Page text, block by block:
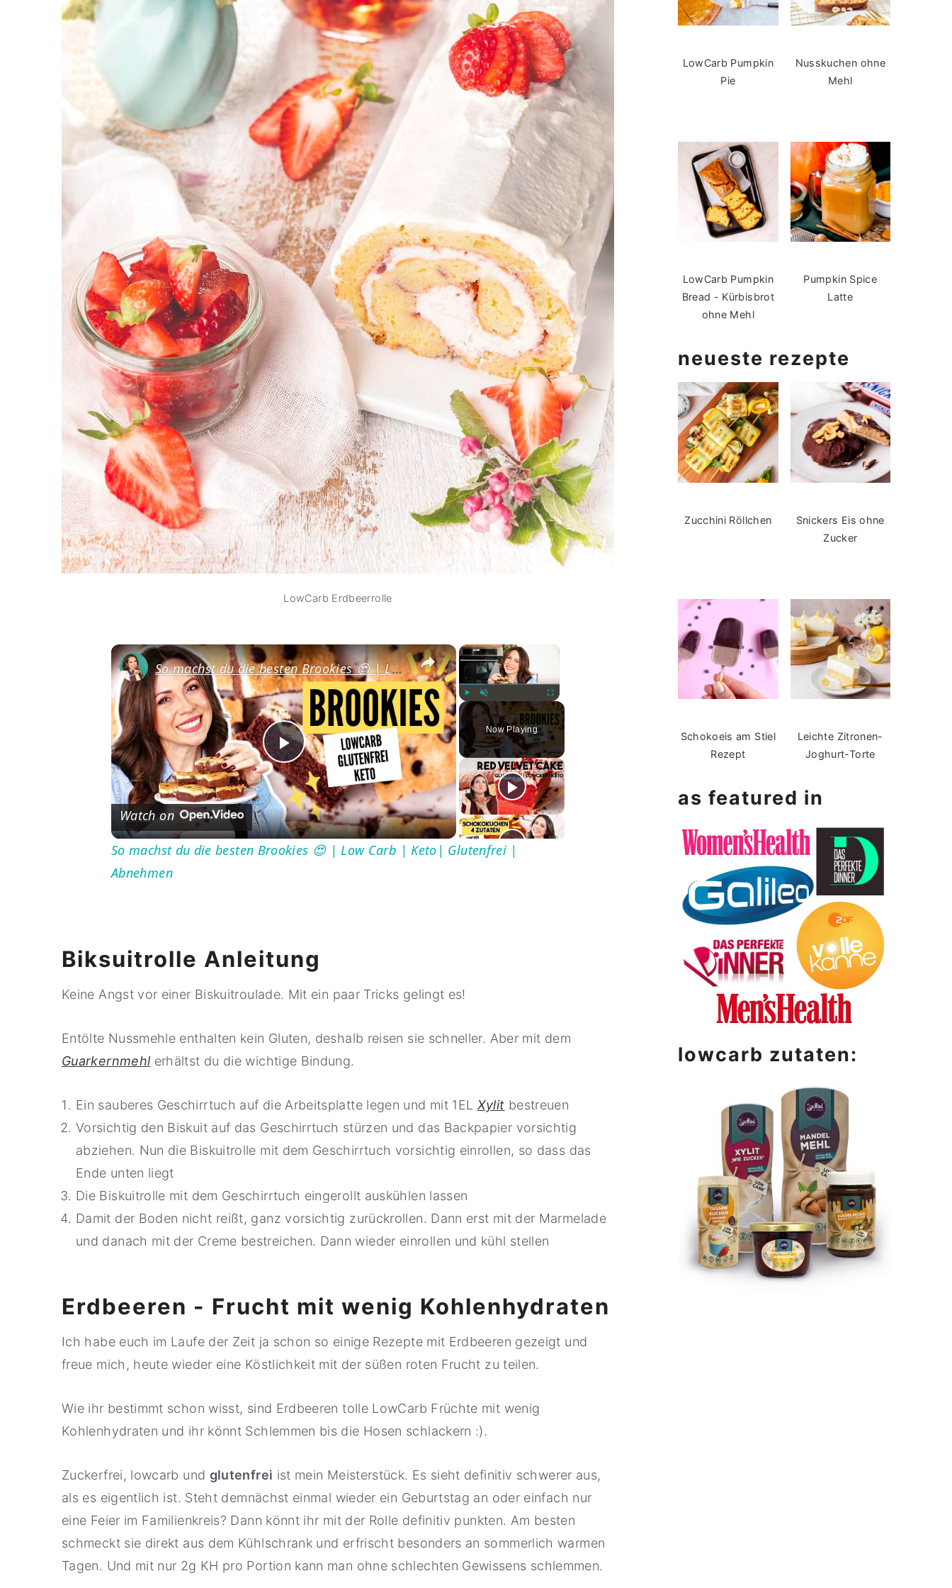
LowCarb Erdbeerrolle
×
Play Unmute Fullscreen
Now Playing
×
Play
Video
So machst du die besten Brookies 😍 | Low Carb | Keto| Glutenfrei | Abnehmen
Watch on
So machst du die besten Brookies 😍 | Low Carb | Keto| Glutenfrei |
Abnehmen
Biksuitrolle Anleitung
Keine Angst vor einer Biskuitroulade. Mit ein paar Tricks gelingt es!
Entölte Nussmehle enthalten kein Gluten, deshalb reisen sie schneller. Aber mit dem
Guarkernmehlerhältst du die wichtige Bindung.
Ein sauberes Geschirrtuch auf die Arbeitsplatte legen und mit 1EL Xylit bestreuen
Vorsichtig den Biskuit auf das Geschirrtuch stürzen und das Backpapier vorsichtig
abziehen. Nun die Biskuitrolle mit dem Geschirrtuch vorsichtig einrollen, so dass das
Ende unten liegt
Die Biskuitrolle mit dem Geschirrtuch eingerollt auskühlen lassen
Damit der Boden nicht reißt, ganz vorsichtig zurückrollen. Dann erst mit der Marmelade
und danach mit der Creme bestreichen. Dann wieder einrollen und kühl stellen
Erdbeeren - Frucht mit wenig Kohlenhydraten
Ich habe euch im Laufe der Zeit ja schon so einige Rezepte mit Erdbeeren gezeigt und
freue mich, heute wieder eine Köstlichkeit mit der süßen roten Frucht zu teilen.
Wie ihr bestimmt schon wisst, sind Erdbeeren tolle LowCarb Früchte mit wenig
Kohlenhydraten und ihr könnt Schlemmen bis die Hosen schlackern :).
Zuckerfrei, lowcarb und glutenfrei ist mein Meisterstück. Es sieht definitiv schwerer aus,
als es eigentlich ist. Steht demnächst einmal wieder ein Geburtstag an oder einfach nur
eine Feier im Familienkreis? Dann könnt ihr mit der Rolle definitiv punkten. Am besten
schmeckt sie direkt aus dem Kühlschrank und erfrischt besonders an sommerlich warmen
Tagen. Und mit nur 2g KH pro Portion kann man ohne schlechten Gewissens schlemmen.
LowCarb Pumpkin
Pie
Nusskuchen ohne
Mehl
LowCarb Pumpkin
Bread - Kürbisbrot
ohne Mehl
Pumpkin Spice
Latte
neueste rezepte
Zucchini Röllchen
Snickers Eis ohne
Zucker
Schokoeis am Stiel
Rezept
Leichte Zitronen-
Joghurt-Torte
as featured in
lowcarb zutaten: